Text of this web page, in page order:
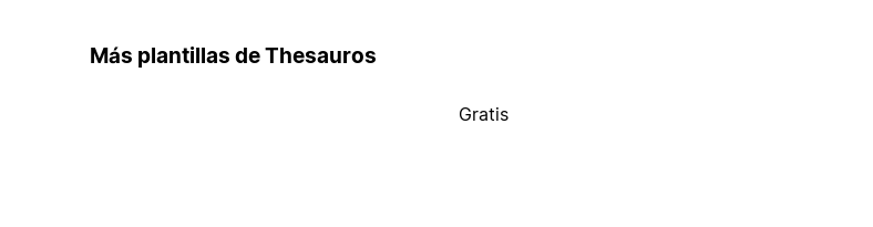
Más plantillas de Thesauros
Gratis